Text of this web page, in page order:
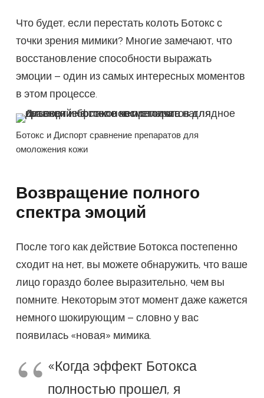
Что будет, если перестать колоть Ботокс с
точки зрения мимики? Многие замечают, что
восстановление способности выражать
эмоции – один из самых интересных моментов
в этом процессе.
Ботокс и Диспорт сравнение препаратов для
омоложения кожи
Возвращение полного
спектра эмоций
После того как действие Ботокса постепенно
сходит на нет, вы можете обнаружить, что ваше
лицо гораздо более выразительно, чем вы
помните. Некоторым этот момент даже кажется
немного шокирующим – словно у вас
появилась «новая» мимика.
«Когда эффект Ботокса
полностью прошел, я